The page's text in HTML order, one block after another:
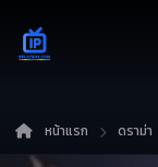
หน้าแรก ดราม่า